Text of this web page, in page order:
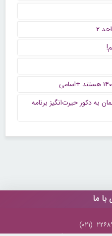
۲
به دکور حیرت‌انگیز برنامه
ما